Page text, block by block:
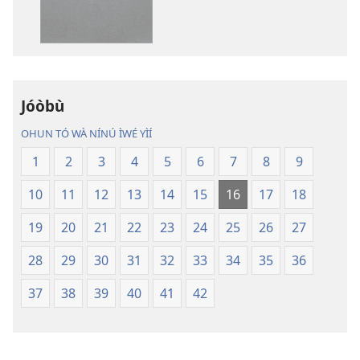
A
Tún
Ṣe
Lọ́dún
2018)
A
Tún
Ṣe
Lọ́dún
2018)
Jóòbù
OHUN TÓ WÀ NÍNÚ ÌWÉ YÌÍ
1 2 3 4 5 6 7 8
9
10
11 12 13 14 15 16 17
18
19
20 21 22 23 24 25 26
27
28
29 30 31 32 33 34 35
36
37
38 39 40 41 42